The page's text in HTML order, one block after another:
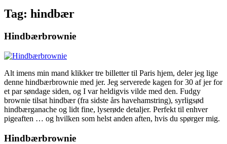
Tag: hindbær
Hindbærbrownie
Alt imens min mand klikker tre billetter til Paris hjem, deler jeg lige
denne hindbærbrownie med jer. Jeg serverede kagen for 30 af jer for
et par søndage siden, og I var heldigvis vilde med den. Fudgy
brownie tilsat hindbær (fra sidste års havehamstring), syrligsød
hindbærganache og lidt fine, lyserøde detaljer. Perfekt til enhver
pigeaften … og hvilken som helst anden aften, hvis du spørger mig.
Hindbærbrownie